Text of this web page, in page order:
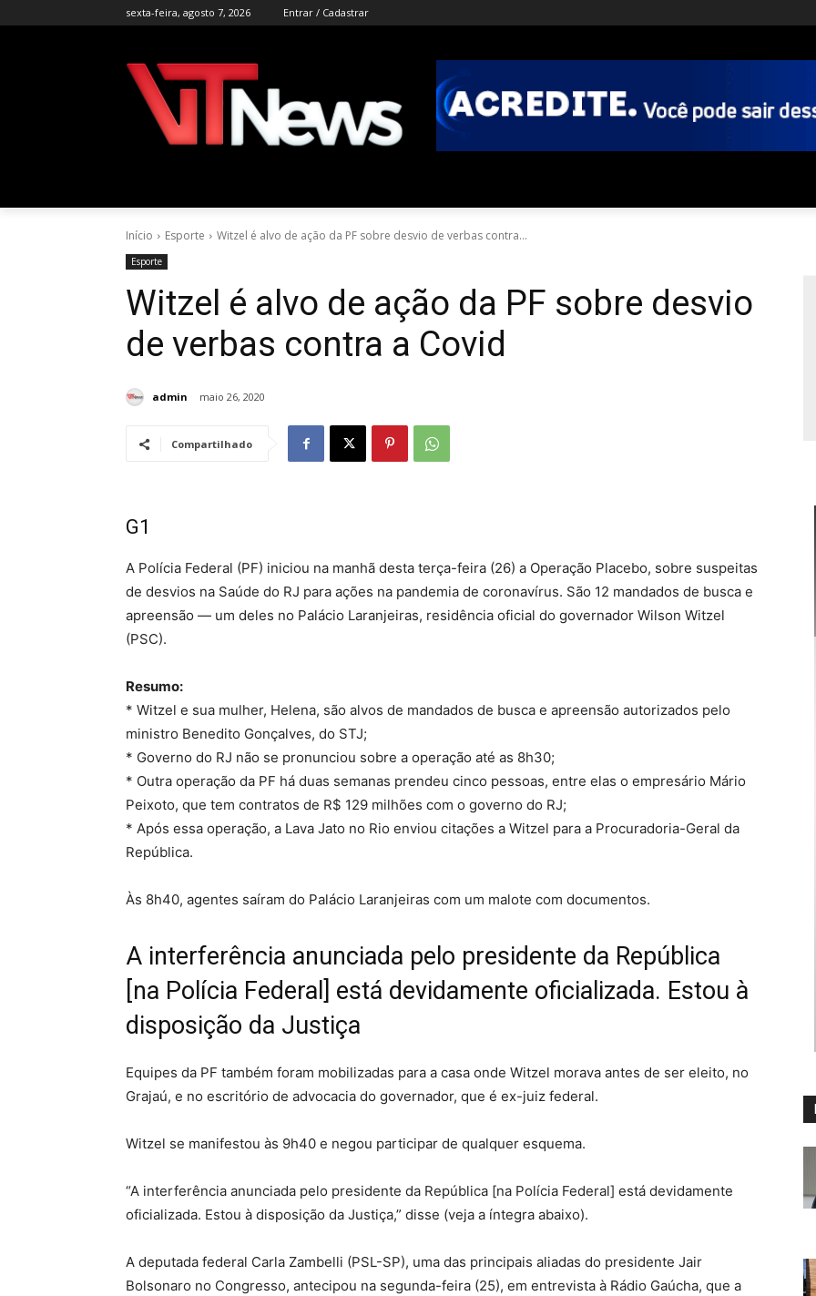
sexta-feira, agosto 7, 2026 Entrar / Cadastrar
Início Esporte Witzel é alvo de ação da PF sobre desvio de verbas contra...
Esporte
Witzel é alvo de ação da PF sobre desvio
de verbas contra a Covid
admin maio 26, 2020
Compartilhado
G1
A Polícia Federal (PF) iniciou na manhã desta terça-feira (26) a Operação Placebo, sobre suspeitas
de desvios na Saúde do RJ para ações na pandemia de coronavírus. São 12 mandados de busca e
apreensão — um deles no Palácio Laranjeiras, residência oficial do governador Wilson Witzel
(PSC).
Resumo:
* Witzel e sua mulher, Helena, são alvos de mandados de busca e apreensão autorizados pelo
ministro Benedito Gonçalves, do STJ;
* Governo do RJ não se pronunciou sobre a operação até as 8h30;
* Outra operação da PF há duas semanas prendeu cinco pessoas, entre elas o empresário Mário
Peixoto, que tem contratos de R$ 129 milhões com o governo do RJ;
* Após essa operação, a Lava Jato no Rio enviou citações a Witzel para a Procuradoria-Geral da
República.
Às 8h40, agentes saíram do Palácio Laranjeiras com um malote com documentos.
A interferência anunciada pelo presidente da República
[na Polícia Federal] está devidamente oficializada. Estou à
disposição da Justiça
Equipes da PF também foram mobilizadas para a casa onde Witzel morava antes de ser eleito, no
Grajaú, e no escritório de advocacia do governador, que é ex-juiz federal.
Witzel se manifestou às 9h40 e negou participar de qualquer esquema.
“A interferência anunciada pelo presidente da República [na Polícia Federal] está devidamente
oficializada. Estou à disposição da Justiça,” disse (veja a íntegra abaixo).
A deputada federal Carla Zambelli (PSL-SP), uma das principais aliadas do presidente Jair
Bolsonaro no Congresso, antecipou na segunda-feira (25), em entrevista à Rádio Gaúcha, que a